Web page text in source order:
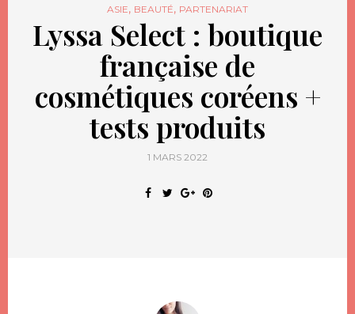
ASIE, BEAUTÉ, PARTENARIAT
Lyssa Select : boutique
française de
cosmétiques coréens +
tests produits
1 MARS 2022